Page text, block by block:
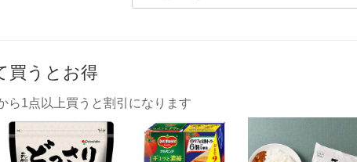
買うとお得
ら1点以上買うと割引になります